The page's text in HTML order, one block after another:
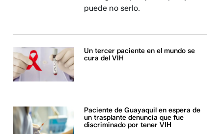
puede no serlo.
Un tercer paciente en el mundo se
cura del VIH
Paciente de Guayaquil en espera de
un trasplante denuncia que fue
discriminado por tener VIH